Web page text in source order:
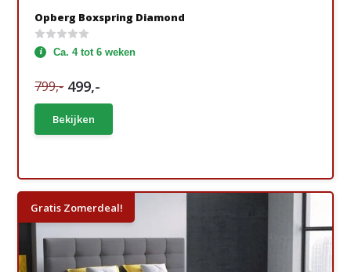
Opberg Boxspring Diamond
Ca. 4 tot 6 weken
799,- 499,-
Bekijken
Gratis Zomerdeal!